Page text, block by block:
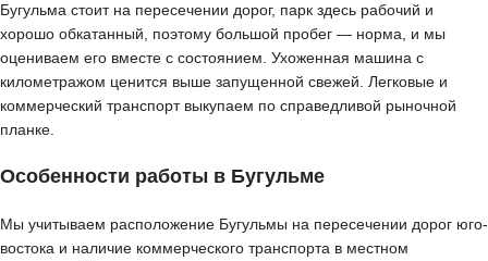
Бугульма стоит на пересечении дорог, парк здесь рабочий и
хорошо обкатанный, поэтому большой пробег — норма, и мы
оцениваем его вместе с состоянием. Ухоженная машина с
километражом ценится выше запущенной свежей. Легковые и
коммерческий транспорт выкупаем по справедливой рыночной
планке.
Особенности работы в Бугульме
Мы учитываем расположение Бугульмы на пересечении дорог юго-
востока и наличие коммерческого транспорта в местном